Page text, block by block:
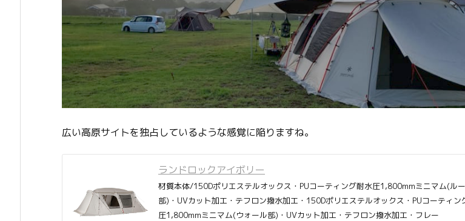
広い高原サイトを独占しているような感覚に陥りますね。
ランドロックアイボリー
材質本体/150Dポリエステルオックス・PUコーティング耐水圧1,800mmミニマム(ル
部)・UVカット加工・テフロン撥水加工・150Dポリエステルオックス・PUコーティン
圧1,800mmミニマム(ウォール部)・UVカット加工・テフロン撥水加工・フレー